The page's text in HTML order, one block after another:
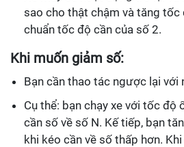
sao cho thật chậm và tăng tốc
chuẩn tốc độ cần của số 2.
Khi muốn giảm số:
Bạn cần thao tác ngược lại với
Cụ thể: bạn chạy xe với tốc độ
cần số về số N. Kế tiếp, bạn
khi kéo cần về số thấp hơn.